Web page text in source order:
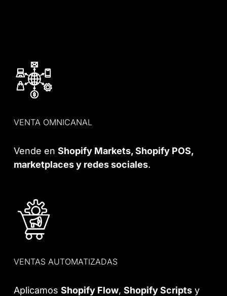
VENTA OMNICANAL
Vende enShopify Markets, Shopify POS,
marketplaces y redes sociales.
VENTAS AUTOMATIZADAS
AplicamosShopify Flow,Shopify Scripts y